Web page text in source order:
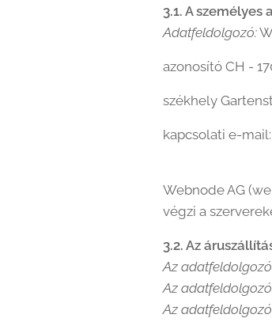
3.1. A
Adatfeldolgozó:
azonosító CH -
székhely
kapcsolati e-mail:
Webnode AG
végzi a
3.2. Az
Az
Az
Az